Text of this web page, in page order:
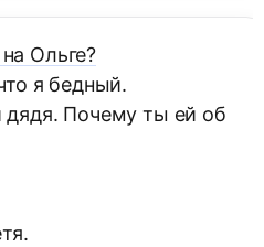
Ольге?
я бедный.
дядя. Почему ты ей об